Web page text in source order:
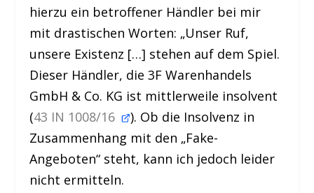
hierzu ein betroffener Händler bei mir
mit drastischen Worten: „Unser Ruf,
unsere Existenz […] stehen auf dem Spiel.
Dieser Händler, die 3F Warenhandels
GmbH & Co. KG ist mittlerweile insolvent
(43 IN 1008/16 ). Ob die Insolvenz in
Zusammenhang mit den „Fake-
Angeboten“ steht, kann ich jedoch leider
nicht ermitteln.